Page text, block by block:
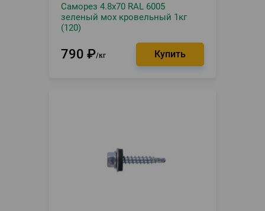
Саморез 4.8х70 RAL 6005
зеленый мох кровельный 1кг
(120)
790 ₽ кг